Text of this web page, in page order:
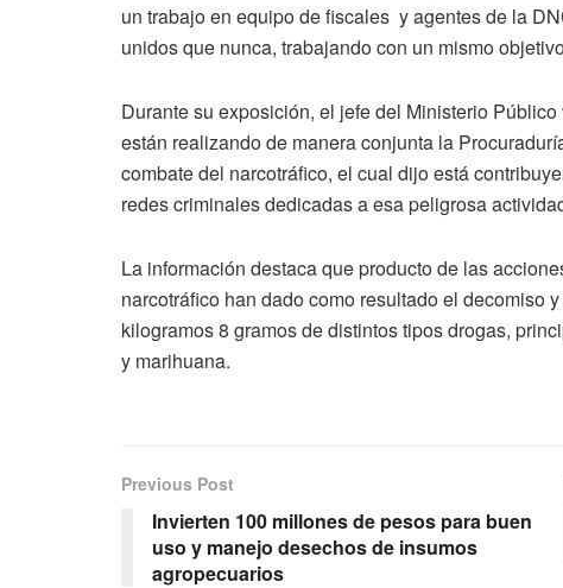
un trabajo en equipo de fiscales y agentes de la
unidos que nunca, trabajando con un mismo
Durante su exposición, el jefe del Ministerio
están realizando de manera conjunta la
combate del narcotráfico, el cual dijo está
redes criminales dedicadas a esa peligrosa
La información destaca que producto de las
narcotráfico han dado como resultado el decomiso
kilogramos 8 gramos de distintos tipos drogas,
y marihuana.
Previous Post
Invierten 100 millones de pesos para buen
uso y manejo desechos de insumos
agropecuarios